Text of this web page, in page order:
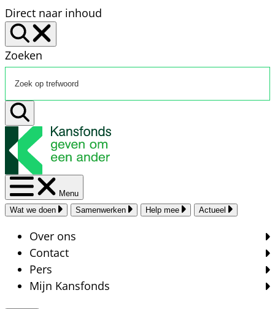
Direct naar inhoud
Zoeken
Menu
Wat we doen
Samenwerken Help mee Actueel
Over ons
Contact
Pers
Mijn Kansfonds